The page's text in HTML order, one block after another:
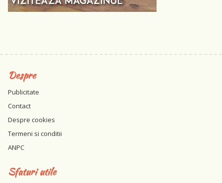
Despre
Publicitate
Contact
Despre cookies
Termeni si conditii
ANPC
Sfaturi utile